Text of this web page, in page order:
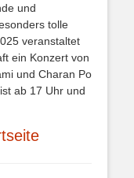
und
tolle
veranstaltet
ein Konzert von
und Charan Po
ab 17 Uhr und